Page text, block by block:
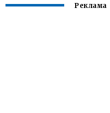
Реклама